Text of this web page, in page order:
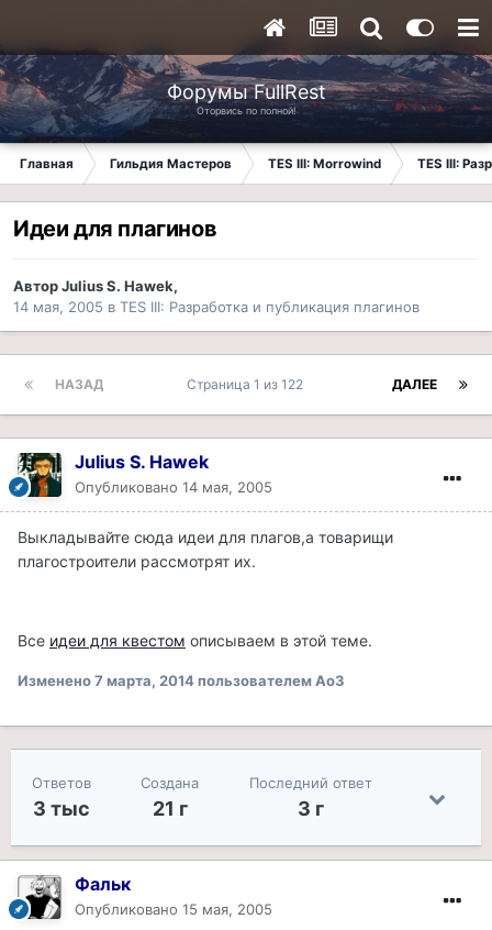
Форумы FullRest
Оторвись по полной!
Главная Гильдия Мастеров TES III: Morrowind TES III:
Идеи для плагинов
АвторJulius S. Hawek,
14 мая, 2005 в TES III: Разработка и публикация плагинов
НАЗАД ДАЛЕЕ
Страница 1 из 122
Julius S. Hawek
Опубликовано 14 мая, 2005
Выкладывайте сюда идеи для плагов,а товарищи
плагостроители рассмотрят их.
Все идеи для квестом описываем в этой теме.
Изменено7 марта, 2014пользователем Ao3
Ответов
3 тыс
Создана
21 г
Последний ответ
3 г
Фальк
Опубликовано 15 мая, 2005